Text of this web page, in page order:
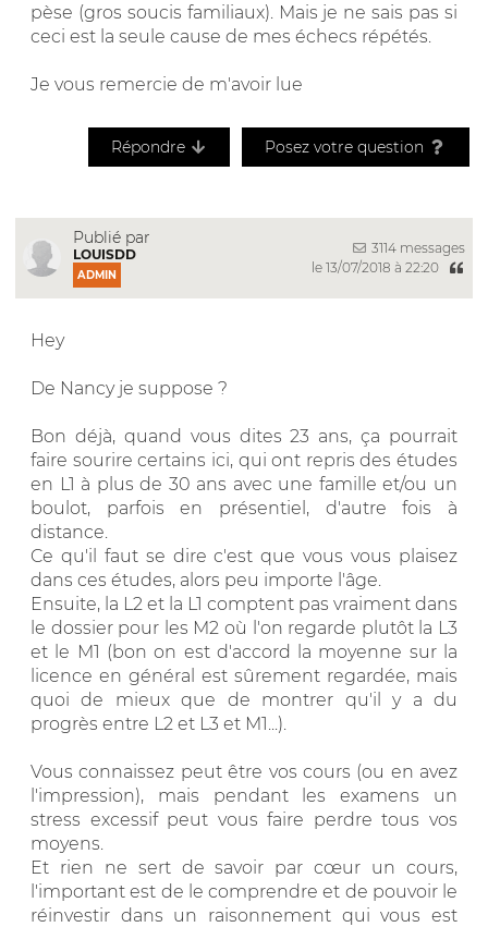
pèse (gros soucis familiaux). Mais je ne sais pas si
ceci est la seule cause de mes échecs répétés.
Je vous remercie de m'avoir lue
Répondre Posez votre question
Publié par
LOUISDD
ADMIN
3114 messages
le 13/07/2018 à 22:20
Hey
De Nancy je suppose ?
Bon déjà, quand vous dites 23 ans, ça pourrait
faire sourire certains ici, qui ont repris des études
en L1 à plus de 30 ans avec une famille et/ou un
boulot, parfois en présentiel, d'autre fois à
distance.
Ce qu'il faut se dire c'est que vous vous plaisez
dans ces études, alors peu importe l'âge.
Ensuite, la L2 et la L1 comptent pas vraiment dans
le dossier pour les M2 où l'on regarde plutôt la L3
et le M1 (bon on est d'accord la moyenne sur la
licence en général est sûrement regardée, mais
quoi de mieux que de montrer qu'il y a du
progrès entre L2 et L3 et M1...).
Vous connaissez peut être vos cours (ou en avez
l'impression), mais pendant les examens un
stress excessif peut vous faire perdre tous vos
moyens.
Et rien ne sert de savoir par cœur un cours,
l'important est de le comprendre et de pouvoir le
réinvestir dans un raisonnement qui vous est